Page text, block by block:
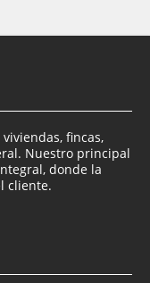
fincas,
Nuestro principal
donde la
cliente.